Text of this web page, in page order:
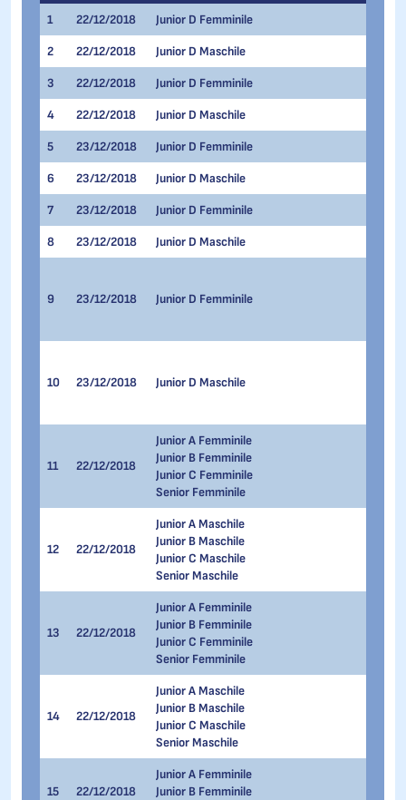
1 22/12/2018 Junior D Femminile
2 22/12/2018 Junior D Maschile
3 22/12/2018 Junior D Femminile
4 22/12/2018 Junior D Maschile
5 23/12/2018 Junior D Femminile
6 23/12/2018 Junior D Maschile
7 23/12/2018 Junior D Femminile
8 23/12/2018 Junior D Maschile
9 23/12/2018 Junior D Femminile
10 23/12/2018 Junior D Maschile
11 22/12/2018
Junior A Femminile
Junior B Femminile
Junior C Femminile
Senior Femminile
12 22/12/2018
Junior A Maschile
Junior B Maschile
Junior C Maschile
Senior Maschile
13 22/12/2018
Junior A Femminile
Junior B Femminile
Junior C Femminile
Senior Femminile
14 22/12/2018
Junior A Maschile
Junior B Maschile
Junior C Maschile
Senior Maschile
15 22/12/2018
Junior A Femminile
Junior B Femminile